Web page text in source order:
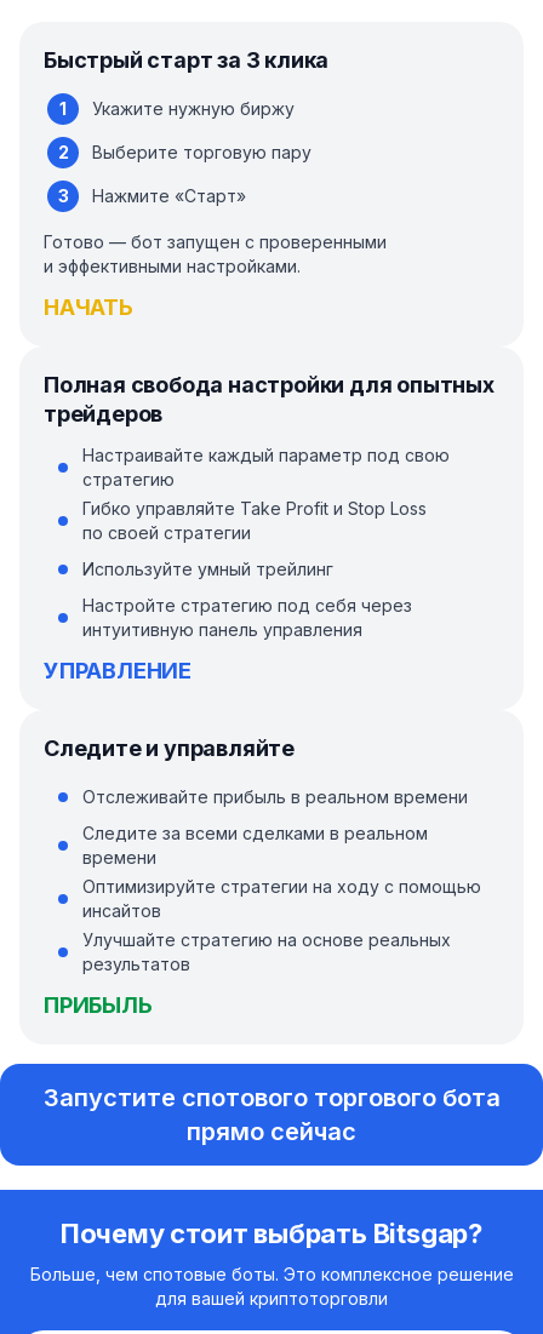
Быстрый старт за 3 клика
Укажите нужную биржу
Выберите торговую пару
Нажмите «Старт»
Готово — бот запущен с проверенными
и эффективными настройками.
НАЧАТЬ
Полная свобода настройки для опытных
трейдеров
Настраивайте каждый параметр под свою
стратегию
Гибко управляйте Take Profit и Stop Loss
по своей стратегии
Используйте умный трейлинг
Настройте стратегию под себя через
интуитивную панель управления
УПРАВЛЕНИЕ
Следите и управляйте
Отслеживайте прибыль в реальном времени
Следите за всеми сделками в реальном
времени
Оптимизируйте стратегии на ходу с помощью
инсайтов
Улучшайте стратегию на основе реальных
результатов
ПРИБЫЛЬ
Запустите спотового торгового бота
прямо сейчас
Почему стоит выбрать Bitsgap?
Больше, чем спотовые боты. Это комплексное решение
для вашей криптоторговли